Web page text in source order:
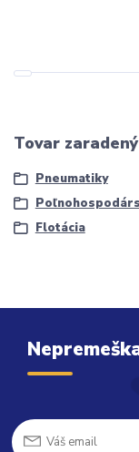
Tovar
Pneumatiky
Flotácia